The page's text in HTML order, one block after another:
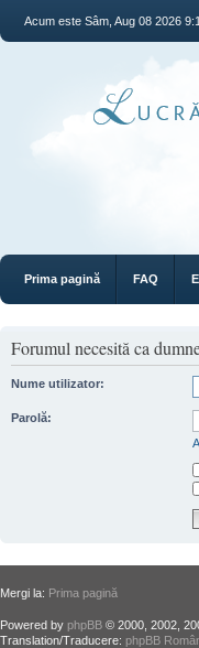
Acum este Sâm, Aug 08 2026
Prima pagină FAQ
Forumul necesită ca
Nume utilizator:
Parolă:
Mergi la: Prima pagină
Powered by phpBB © 2000, 2002,
Translation/Traducere: phpBB